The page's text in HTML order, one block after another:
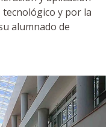
y por la
alumnado de